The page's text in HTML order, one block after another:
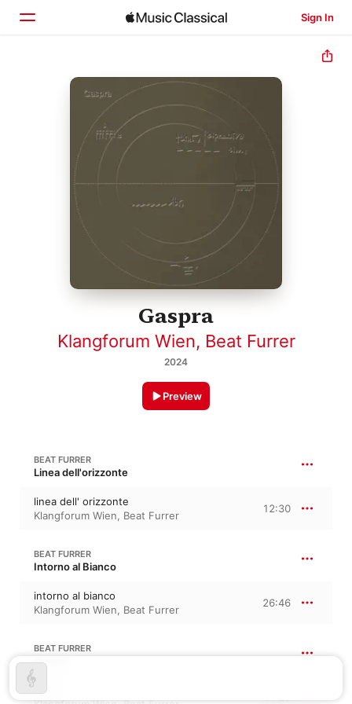
Sign In
Home
Search
Gaspra
Klangforum Wien, Beat Furrer
2024
Preview
BEAT FURRER
Linea dell'orizzonte
linea dell' orizzonte
Klangforum Wien, Beat Furrer
12:30
BEAT FURRER
Intorno al Bianco
intorno al bianco
Klangforum Wien, Beat Furrer
26:46
BEAT FURRER
Gaspra
Gaspra
14:29